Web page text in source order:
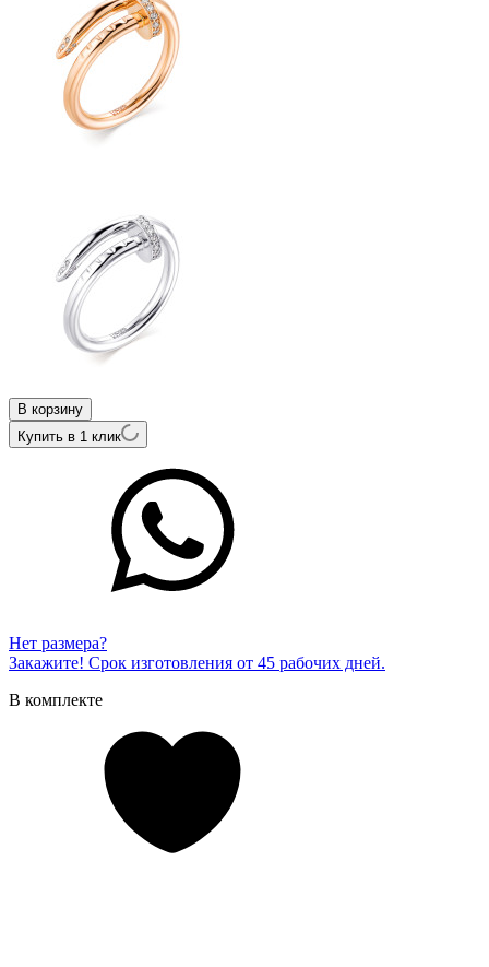
В корзину
Купить в 1 клик
Нет размера?
Закажите! Срок изготовления от 45 рабочих дней.
В комплекте